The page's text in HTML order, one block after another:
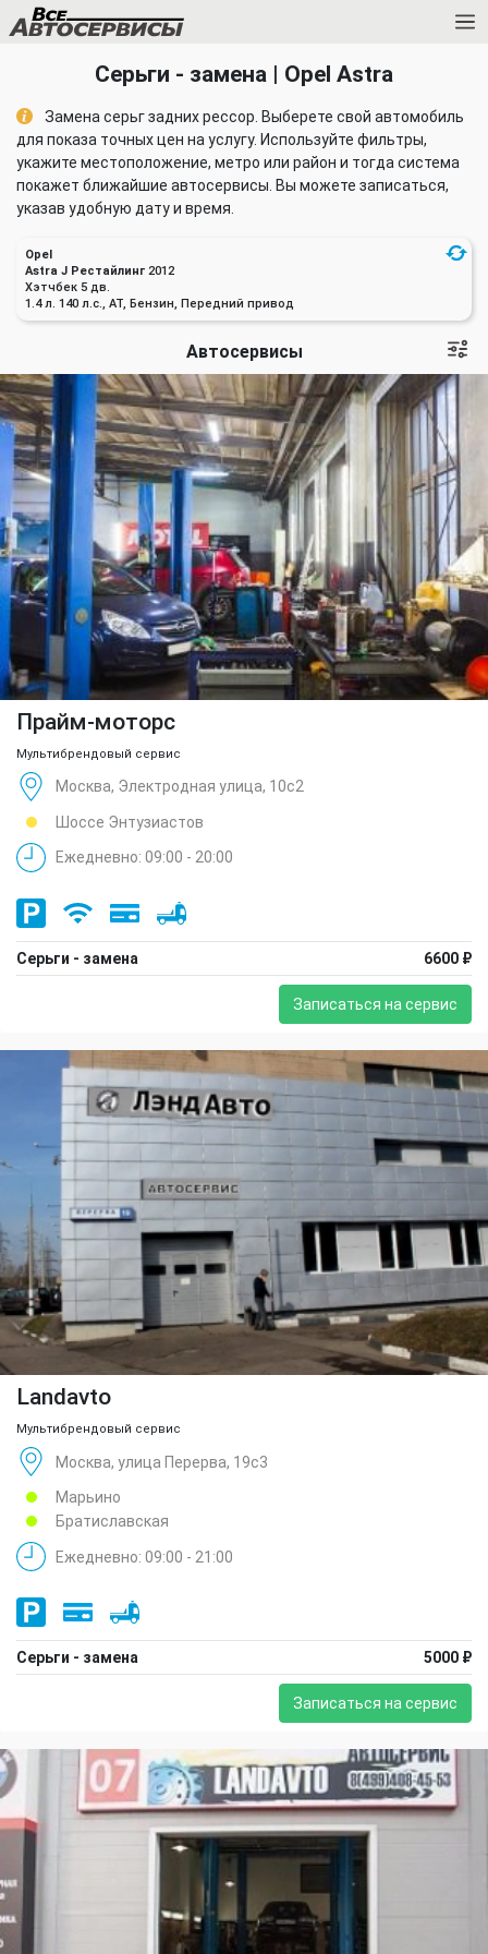
Серьги - замена | Opel Astra
Замена серьг задних рессор. Выберете свой автомобиль
для показа точных цен на услугу. Используйте фильтры,
укажите местоположение, метро или район и тогда система
покажет ближайшие автосервисы. Вы можете записаться,
указав удобную дату и время.
Opel
Astra J Рестайлинг 2012
Хэтчбек 5 дв.
1.4 л. 140 л.с., AT, Бензин, Передний привод
Автосервисы
Прайм-моторс
Мультибрендовый сервис
Москва, Электродная улица, 10с2
Шоссе Энтузиастов
Ежедневно: 09:00 - 20:00
Серьги - замена 6600 ₽
Записаться на сервис
Landavto
Мультибрендовый сервис
Москва, улица Перерва, 19с3
Марьино
Братиславская
Ежедневно: 09:00 - 21:00
Серьги - замена 5000 ₽
Записаться на сервис